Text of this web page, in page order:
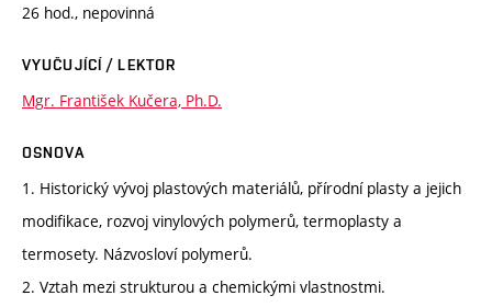
26 hod., nepovinná
VYUČUJÍCÍ / LEKTOR
Mgr. František Kučera, Ph.D.
OSNOVA
1. Historický vývoj plastových materiálů, přírodní plasty a jejich
modifikace, rozvoj vinylových polymerů, termoplasty a
termosety. Názvosloví polymerů.
2. Vztah mezi strukturou a chemickými vlastnostmi.